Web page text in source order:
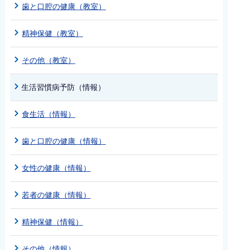
歯と口腔の健康（教室）
精神保健（教室）
その他（教室）
生活習慣病予防（情報）
食生活（情報）
歯と口腔の健康（情報）
女性の健康（情報）
若者の健康（情報）
精神保健（情報）